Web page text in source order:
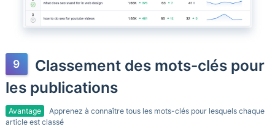
Classement des mots-clés pour
les publications
Avantage
Apprenez à connaître tous les mots-clés pour lesquels chaque
article est classé